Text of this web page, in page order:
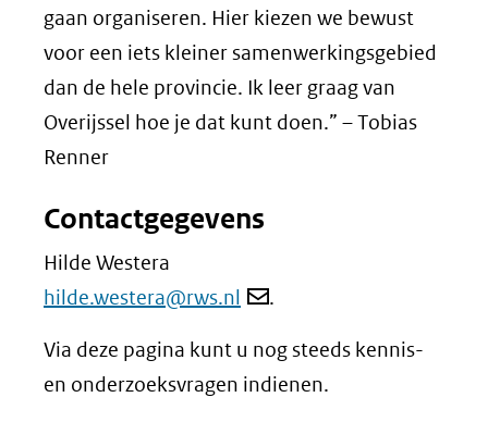
gaan organiseren. Hier kiezen we bewust
voor een iets kleiner samenwerkingsgebied
dan de hele provincie. Ik leer graag van
Overijssel hoe je dat kunt doen.” – Tobias
Renner
Contactgegevens
Hilde Westera
hilde.westera@rws.nl
.
Via deze pagina kunt u nog steeds kennis-
en onderzoeksvragen indienen.